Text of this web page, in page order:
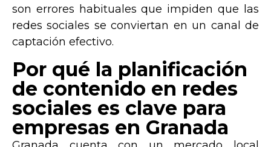
son errores habituales que impiden que las
redes sociales se conviertan en un canal de
captación efectivo.
Por qué la planificación
de contenido en redes
sociales es clave para
empresas en Granada